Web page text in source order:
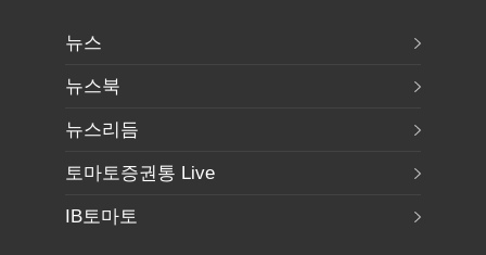
뉴스
뉴스북
뉴스리듬
토마토증권통 Live
IB토마토